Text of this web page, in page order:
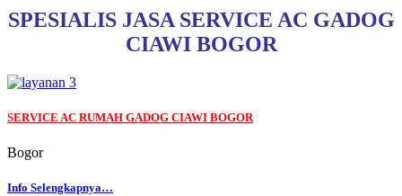
SPESIALIS JASA SERVICE AC GADOG
CIAWI BOGOR
SERVICE AC RUMAH GADOG CIAWI BOGOR
Bogor
Info Selengkapnya…